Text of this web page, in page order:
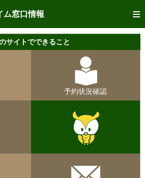
ム窓口情報
サイトでできること
予約状況確認